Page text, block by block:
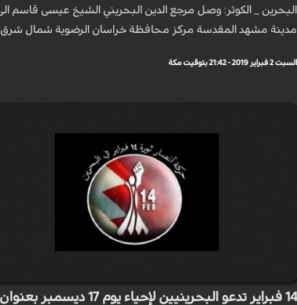
البحرين _ الكوثر: وصل مرجع الدين البحريني الشيخ عيسى قاسم
مدينة مشهد المقدسة مركز محافظة خراسان الرضوية شمال شرق
السبت 2 فبراير 2019 - 21:42 بتوقيت مكة
14 فبراير تدعو البحرينيين لإحياء يوم 17